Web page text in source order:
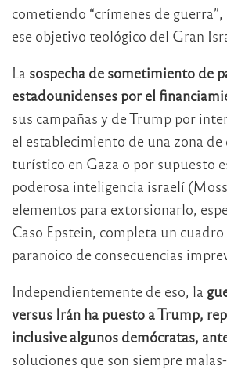
cometiendo “crímenes de
ese objetivo teológico del Gran
La sospecha de sometimiento de
estadounidenses por el
sus campañas y de Trump por
el establecimiento de una zona
turístico en Gaza o por supuesto
poderosa inteligencia israelí
elementos para extorsionarlo,
Caso Epstein, completa un
paranoico de consecuencias
Independientemente de eso, la
versus Irán ha puesto a Trump,
inclusive algunos demócratas,
soluciones que son siempre malas-